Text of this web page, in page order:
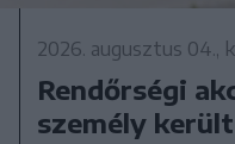
2026. augusztus 04.,
Rendőrségi
személy